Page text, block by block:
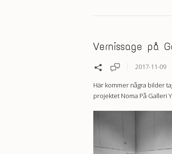
Vernissage på
2017-11-09
Här kommer några bilder
projektet Noma På Galleri